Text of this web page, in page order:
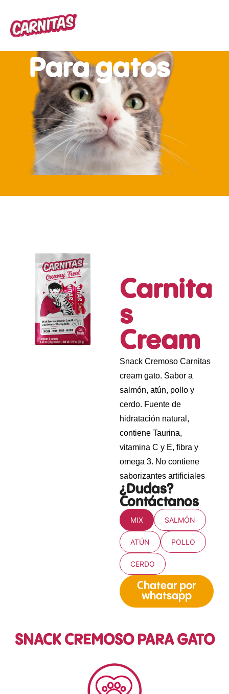
Para gatos
Carnita
s
Cream
Snack Cremoso Carnitas
cream gato. Sabor a
salmón, atún, pollo y
cerdo. Fuente de
hidratación natural,
contiene Taurina,
vitamina C y E, fibra y
omega 3. No contiene
saborizantes artificiales
¿Dudas?
Contáctanos
MIX SALMÓN
ATÚN POLLO
CERDO
Chatear por
whatsapp
SNACK CREMOSO PARA GATO